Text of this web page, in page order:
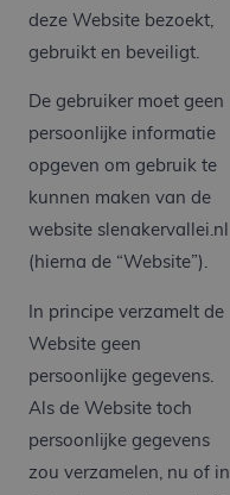
deze Website bezoekt,
gebruikt en beveiligt.
De gebruiker moet geen
persoonlijke informatie
opgeven om gebruik te
kunnen maken van de
website slenakervallei.nl
(hierna de “Website”).
In principe verzamelt de
Website geen
persoonlijke gegevens.
Als de Website toch
persoonlijke gegevens
zou verzamelen, nu of in